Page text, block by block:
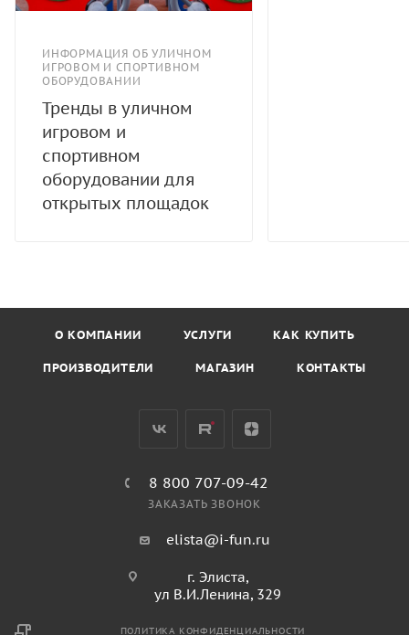
ИНФОРМАЦИЯ ОБ УЛИЧНОМ
ИГРОВОМ И СПОРТИВНОМ
ОБОРУДОВАНИИ
Тренды в уличном
игровом и
спортивном
оборудовании для
открытых площадок
О КОМПАНИИ УСЛУГИ КАК КУПИТЬ
ПРОИЗВОДИТЕЛИ МАГАЗИН КОНТАКТЫ
8 800 707-09-42
ЗАКАЗАТЬ ЗВОНОК
elista@i-fun.ru
г. Элиста,
ул В.И.Ленина, 329
ПОЛИТИКА КОНФИДЕНЦИАЛЬНОСТИ